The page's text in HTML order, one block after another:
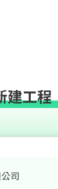
建工程
司